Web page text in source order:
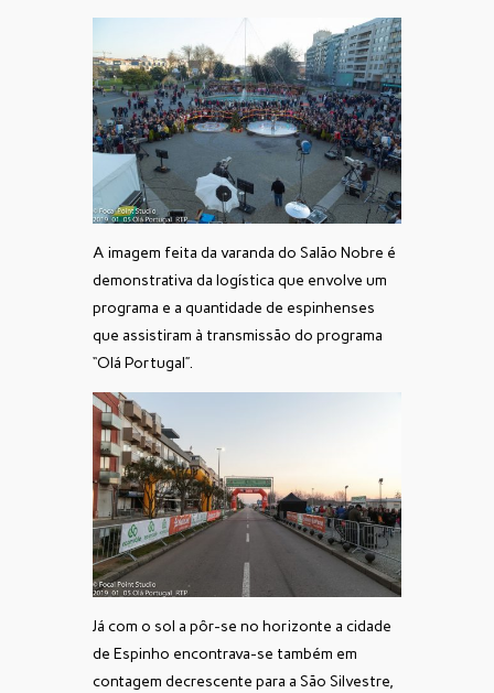
A imagem feita da varanda do Salão Nobre é
demonstrativa da logística que envolve um
programa e a quantidade de espinhenses
que assistiram à transmissão do programa
“Olá Portugal”.
Já com o sol a pôr-se no horizonte a cidade
de Espinho encontrava-se também em
contagem decrescente para a São Silvestre,